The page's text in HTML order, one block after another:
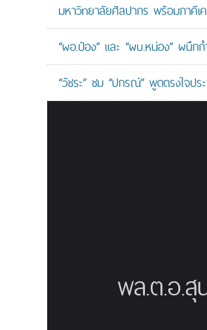
มหาวิทยาลัยศิลปากร พร้อมภาคีเ
“ผอ.ป๋อง” และ “ผบ.หน่อง” ผนึก
“วัชระ” ชม “ปกรณ์” พูดตรงใจปร
พล.ต.อ.